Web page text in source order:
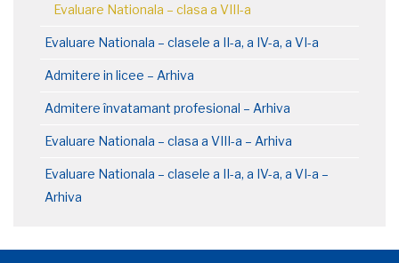
Evaluare Nationala – clasa a VIII-a
Evaluare Nationala – clasele a II-a, a IV-a, a VI-a
Admitere in licee – Arhiva
Admitere învatamant profesional – Arhiva
Evaluare Nationala – clasa a VIII-a – Arhiva
Evaluare Nationala – clasele a II-a, a IV-a, a VI-a –
Arhiva